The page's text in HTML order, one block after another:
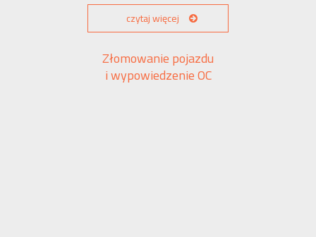
czytaj więcej
Złomowanie pojazdu
i wypowiedzenie OC